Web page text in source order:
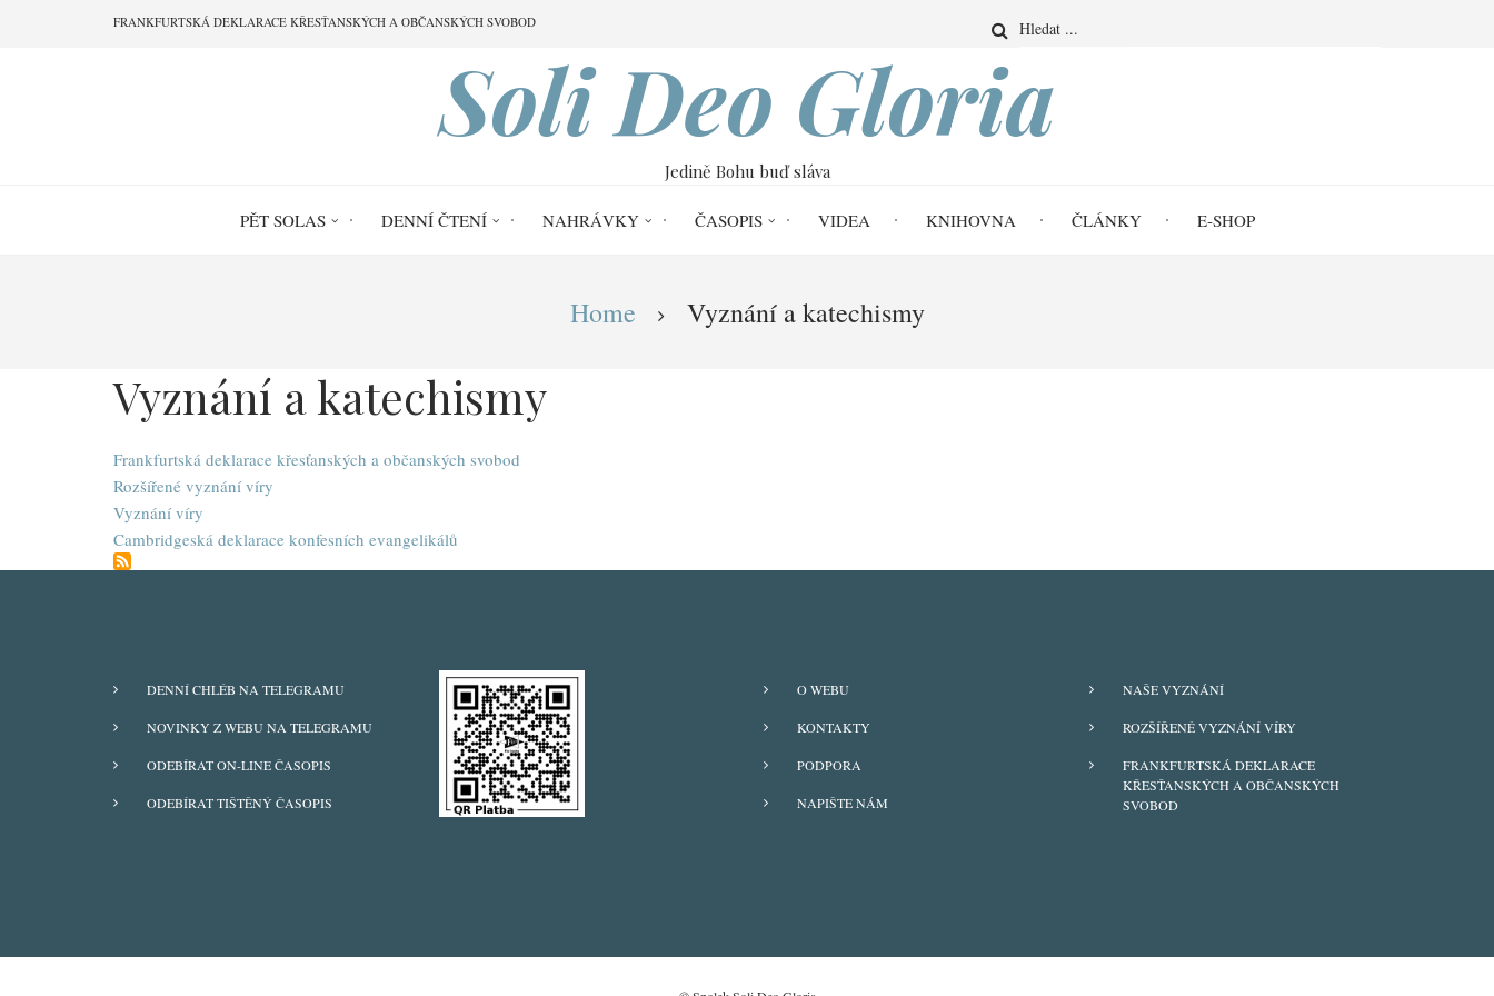
FRANKFURTSKÁ DEKLARACE KŘESŤANSKÝCH A OBČANSKÝCH SVOBOD Search
Soli Deo Gloria
Jedině Bohu buď sláva
PĚT SOLAS DENNÍ ČTENÍ NAHRÁVKY ČASOPIS VIDEA KNIHOVNA ČLÁNKY E-SHOP
Home Vyznání a katechismy
Vyznání a katechismy
Frankfurtská deklarace křesťanských a občanských svobod
Rozšířené vyznání víry
Vyznání víry
Cambridgeská deklarace konfesních evangelikálů
ODBĚRY
WEBU
DENNÍ CHLÉB NA TELEGRAMU
NOVINKY Z WEBU NA TELEGRAMU
ODEBÍRAT ON-LINE ČASOPIS
ODEBÍRAT TIŠTĚNÝ ČASOPIS
O WEBU
KONTAKTY
PODPORA
NAPIŠTE NÁM
FOOTER
NAŠE VYZNÁNÍ
ROZŠÍŘENÉ VYZNÁNÍ VÍRY
FRANKFURTSKÁ DEKLARACE
KŘESŤANSKÝCH A OBČANSKÝCH
SVOBOD